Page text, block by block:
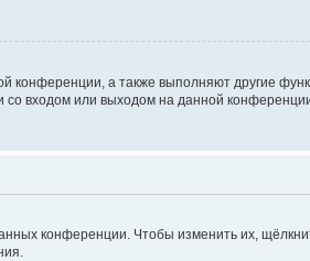
а также выполняют другие
входом или выходом на данной
конференции. Чтобы изменить их,